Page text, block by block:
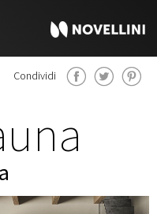
Condividi